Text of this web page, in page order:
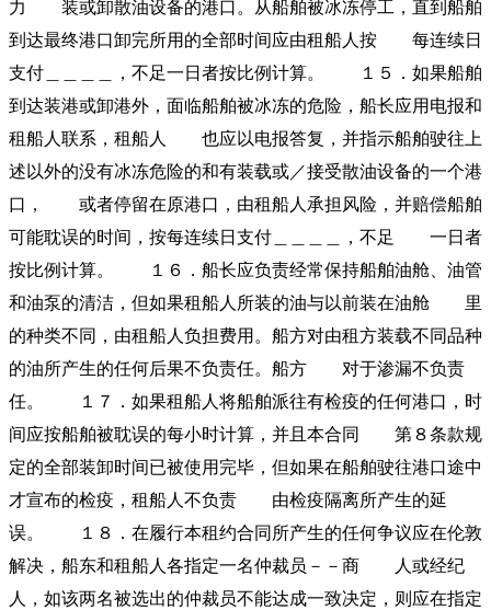
力 装或卸散油设备的港口。从船舶被冰冻停工，直到船舶
到达最终港口卸完所用的全部时间应由租船人按 每连续日
支付＿＿＿＿，不足一日者按比例计算。 １５．如果船舶
到达装港或卸港外，面临船舶被冰冻的危险，船长应用电报和
租船人联系，租船人 也应以电报答复，并指示船舶驶往上
述以外的没有冰冻危险的和有装载或／接受散油设备的一个港
口， 或者停留在原港口，由租船人承担风险，并赔偿船舶
可能耽误的时间，按每连续日支付＿＿＿＿，不足 一日者
按比例计算。 １６．船长应负责经常保持船舶油舱、油管
和油泵的清洁，但如果租船人所装的油与以前装在油舱 里
的种类不同，由租船人负担费用。船方对由租方装载不同品种
的油所产生的任何后果不负责任。船方 对于渗漏不负责
任。 １７．如果租船人将船舶派往有检疫的任何港口，时
间应按船舶被耽误的每小时计算，并且本合同 第８条款规
定的全部装卸时间已被使用完毕，但如果在船舶驶往港口途中
才宣布的检疫，租船人不负责 由检疫隔离所产生的延
误。 １８．在履行本租约合同所产生的任何争议应在伦敦
解决，船东和租船人各指定一名仲裁员－－商 人或经纪
人，如该两名被选出的仲裁员不能达成一致决定，则应在指定